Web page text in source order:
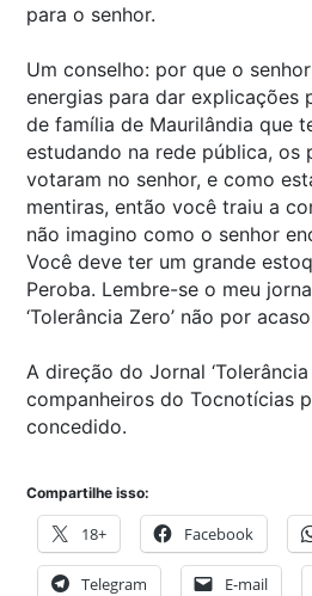
para o senhor.
Um conselho: por que o
energias para dar explicações
de família de Maurilândia que
estudando na rede pública, os
votaram no senhor, e como
mentiras, então você traiu a
não imagino como o senhor
Você deve ter um grande
Peroba. Lembre-se o meu
‘Tolerância Zero’ não por
A direção do Jornal
companheiros do Tocnotícias
concedido.
Compartilhe isso:
18+ Facebook
Telegram E-mail